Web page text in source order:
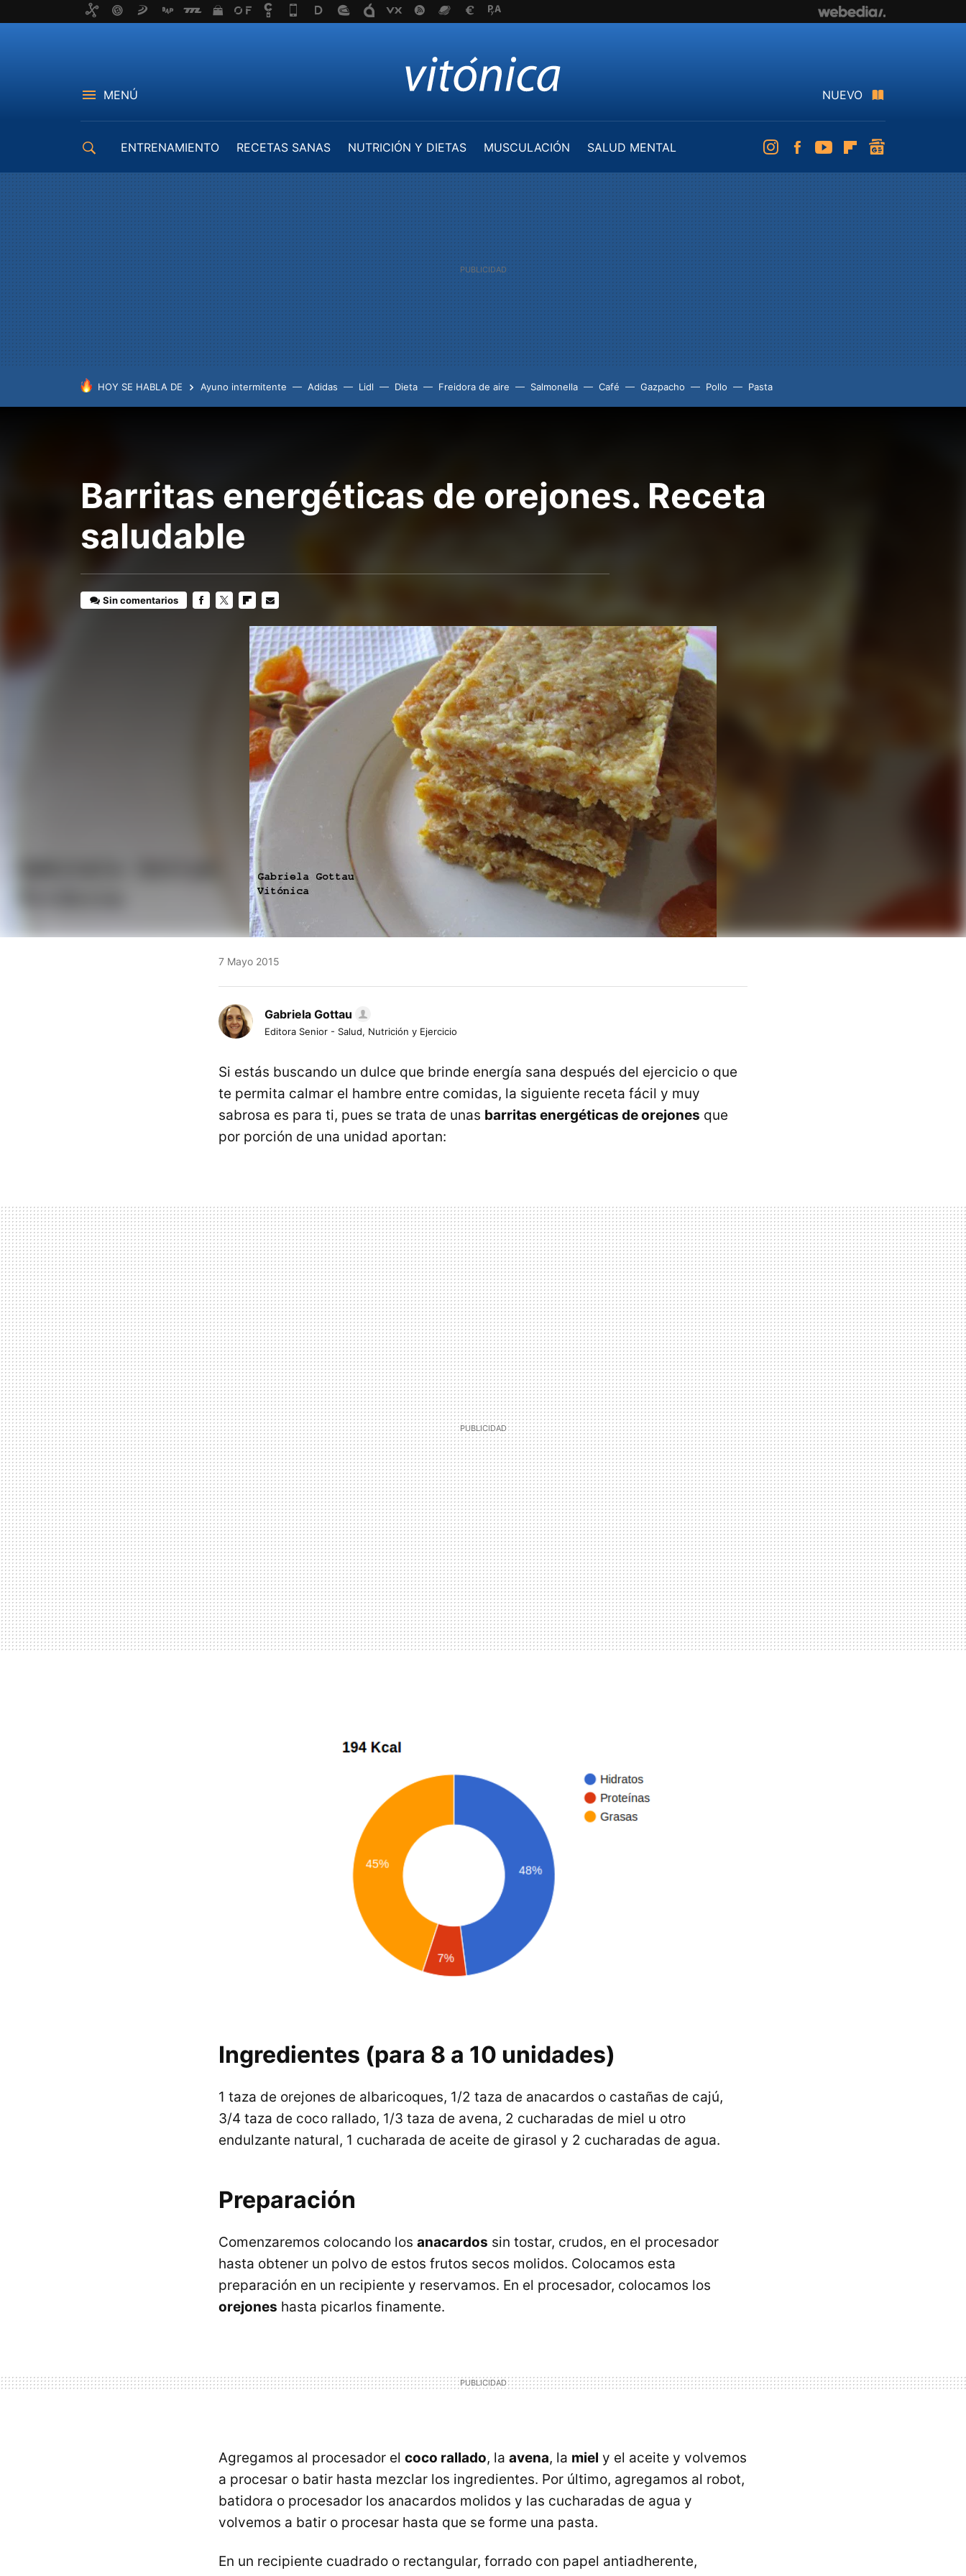
MENÚ NUEVO
ENTRENAMIENTO RECETAS SANAS NUTRICIÓN Y DIETAS MUSCULACIÓN
SALUD MENTAL
InstagramFacebookYoutubeFlipboard
HOY SE HABLA DE Ayuno intermitente Adidas Lidl Dieta Freidora de aire Salmonella Café Gazpacho Pollo Pasta
Barritas energéticas de orejones. Receta
saludable
Sin comentarios
MAIL
7 Mayo 2015
Gabriela Gottau
Editora Senior - Salud, Nutrición y Ejercicio
Si estás buscando un dulce que brinde energía sana después del ejercicio o que
te permita calmar el hambre entre comidas, la siguiente receta fácil y muy
sabrosa es para ti, pues se trata de unas barritas energéticas de orejones que
por porción de una unidad aportan:
Ingredientes (para 8 a 10 unidades)
1 taza de orejones de albaricoques, 1/2 taza de anacardos o castañas de cajú,
3/4 taza de coco rallado, 1/3 taza de avena, 2 cucharadas de miel u otro
endulzante natural, 1 cucharada de aceite de girasol y 2 cucharadas de agua.
Preparación
Comenzaremos colocando los anacardos sin tostar, crudos, en el procesador
hasta obtener un polvo de estos frutos secos molidos. Colocamos esta
preparación en un recipiente y reservamos. En el procesador, colocamos los
orejones hasta picarlos finamente.
Agregamos al procesador el coco rallado, la avena, la miel y el aceite y volvemos
a procesar o batir hasta mezclar los ingredientes. Por último, agregamos al robot,
batidora o procesador los anacardos molidos y las cucharadas de agua y
volvemos a batir o procesar hasta que se forme una pasta.
En un recipiente cuadrado o rectangular, forrado con papel antiadherente,